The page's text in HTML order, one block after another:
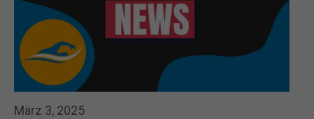
März 3, 2025